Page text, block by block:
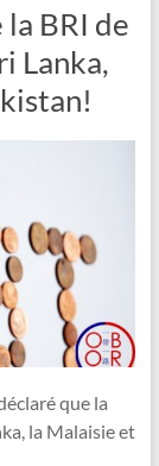
BRI de
Lanka,
que la
la Malaisie et